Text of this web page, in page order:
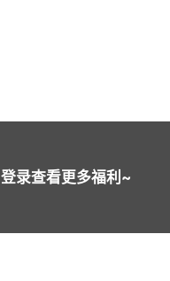
登录查看更多福利~